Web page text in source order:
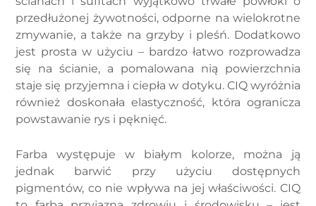
przedłużonej żywotności, odporne na wielokrotne
zmywanie, a także na grzyby i pleśń. Dodatkowo
jest prosta w użyciu – bardzo łatwo rozprowadza
się na ścianie, a pomalowana nią powierzchnia
staje się przyjemna i ciepła w dotyku. CIQ wyróżnia
również doskonała elastyczność, która ogranicza
powstawanie rys i pęknięć.
Farba występuje w białym kolorze, można ją
jednak barwić przy użyciu dostępnych
pigmentów, co nie wpływa na jej właściwości. CIQ